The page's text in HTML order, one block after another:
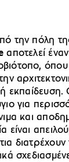
την πόλη
αποτελεί
για
και
είναι
διατρέχουν